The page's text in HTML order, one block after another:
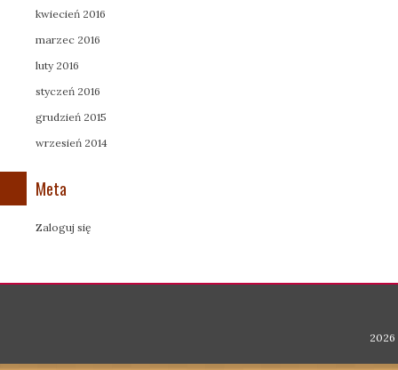
kwiecień 2016
marzec 2016
luty 2016
styczeń 2016
grudzień 2015
wrzesień 2014
Meta
Zaloguj się
2026